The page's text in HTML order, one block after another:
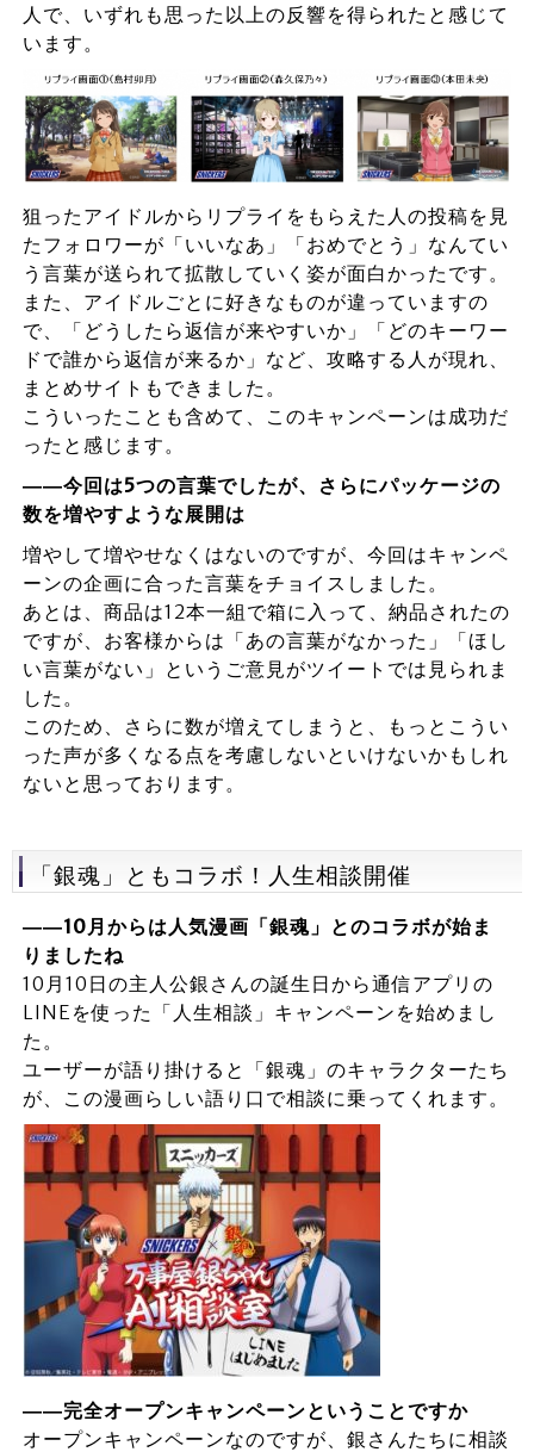
人で、いずれも思った以上の反響を得られたと感じて
います。
狙ったアイドルからリプライをもらえた人の投稿を見
たフォロワーが「いいなあ」「おめでとう」なんてい
う言葉が送られて拡散していく姿が面白かったです。
また、アイドルごとに好きなものが違っていますの
で、「どうしたら返信が来やすいか」「どのキーワー
ドで誰から返信が来るか」など、攻略する人が現れ、
まとめサイトもできました。
こういったことも含めて、このキャンペーンは成功だ
ったと感じます。
――今回は5つの言葉でしたが、さらにパッケージの
数を増やすような展開は
増やして増やせなくはないのですが、今回はキャンペ
ーンの企画に合った言葉をチョイスしました。
あとは、商品は12本一組で箱に入って、納品されたの
ですが、お客様からは「あの言葉がなかった」「ほし
い言葉がない」というご意見がツイートでは見られま
した。
このため、さらに数が増えてしまうと、もっとこうい
った声が多くなる点を考慮しないといけないかもしれ
ないと思っております。
「銀魂」ともコラボ！人生相談開催
――10 月からは人気漫画「銀魂」とのコラボが始ま
りましたね
10月10日の主人公銀さんの誕生日から通信アプリの
LINEを使った「人生相談」キャンペーンを始めまし
た。
ユーザーが語り掛けると「銀魂」のキャラクターたち
が、この漫画らしい語り口で相談に乗ってくれます。
――完全オープンキャンペーンということですか
オープンキャンペーンなのですが、銀さんたちに相談